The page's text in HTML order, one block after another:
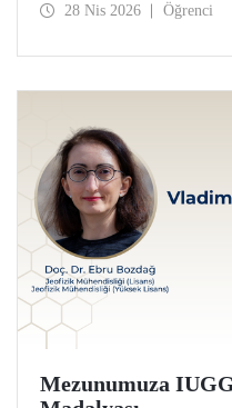
28 Nis 2026 Öğrenci
Mezunumuza